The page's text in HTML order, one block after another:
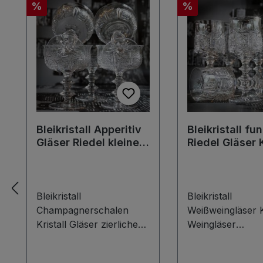
Rabatt
%
Bleikristall Apperitiv
Gläser Riedel kleine
Bleikristall
Champagnerschalen
Kristall Gläser zierliche
Rabatt
%
Bleikristall
Riedel Gläser
Bleikristall
Weißweingläser
Weingläser